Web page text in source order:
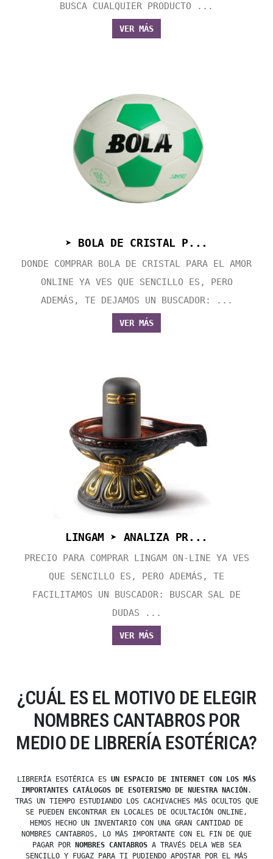
BUSCA CUALQUIER PRODUCTO ...
VER MÁS
➤ BOLA DE CRISTAL P...
DONDE COMPRAR BOLA DE CRISTAL PARA EL AMOR
ONLINE YA VES QUE SENCILLO ES, PERO
ADEMÁS, TE DEJAMOS UN BUSCADOR: ...
VER MÁS
LINGAM ➤ ANALIZA PR...
PRECIO PARA COMPRAR LINGAM ON-LINE YA VES
QUE SENCILLO ES, PERO ADEMÁS, TE
FACILITAMOS UN BUSCADOR: BUSCAR SAL DE
DUDAS ...
VER MÁS
¿CUÁL ES EL MOTIVO DE ELEGIR
NOMBRES CANTABROS POR
MEDIO DE LIBRERÍA ESOTÉRICA?
LIBRERÍA ESOTÉRICA ES UN ESPACIO DE INTERNET CON LOS MÁS
IMPORTANTES CATÁLOGOS DE ESOTERISMO DE NUESTRA NACIÓN .
TRAS UN TIEMPO ESTUDIANDO LOS CACHIVACHES MÁS OCULTOS QUE
SE PUEDEN ENCONTRAR EN LOCALES DE OCULTACIÓN ONLINE,
HEMOS HECHO UN INVENTARIO CON UNA GRAN CANTIDAD DE
NOMBRES CANTABROS, LO MÁS IMPORTANTE CON EL FIN DE QUE
PAGAR POR
NOMBRES CANTABROSA TRAVÉS DELA WEB SEA
SENCILLO Y FUGAZ PARA TI PUDIENDO APOSTAR POR EL MÁS